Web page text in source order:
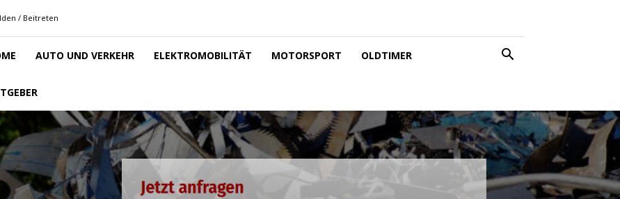
/ Beitreten
AUTO UND VERKEHR ELEKTROMOBILITÄT MOTORSPORT OLDTIMER